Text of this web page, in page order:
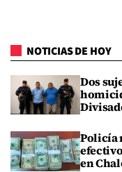
NOTICIAS DE HOY
Dos
Policía
en